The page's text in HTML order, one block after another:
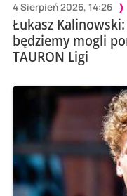
4 Sierpień 2026, 14:26
Łukasz
będziemy mogli
TAURON Ligi